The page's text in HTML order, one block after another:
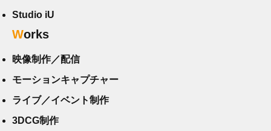
Studio iU
Works
映像制作／配信
モーションキャプチャー
ライブ／イベント制作
3DCG制作